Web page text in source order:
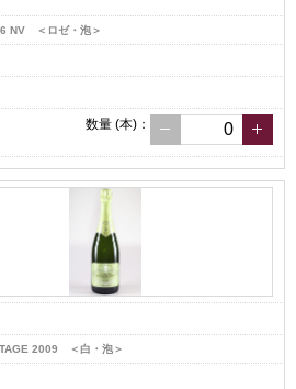
NV ＜ロゼ・泡＞
数量 (本) ：
2009 ＜白・泡＞